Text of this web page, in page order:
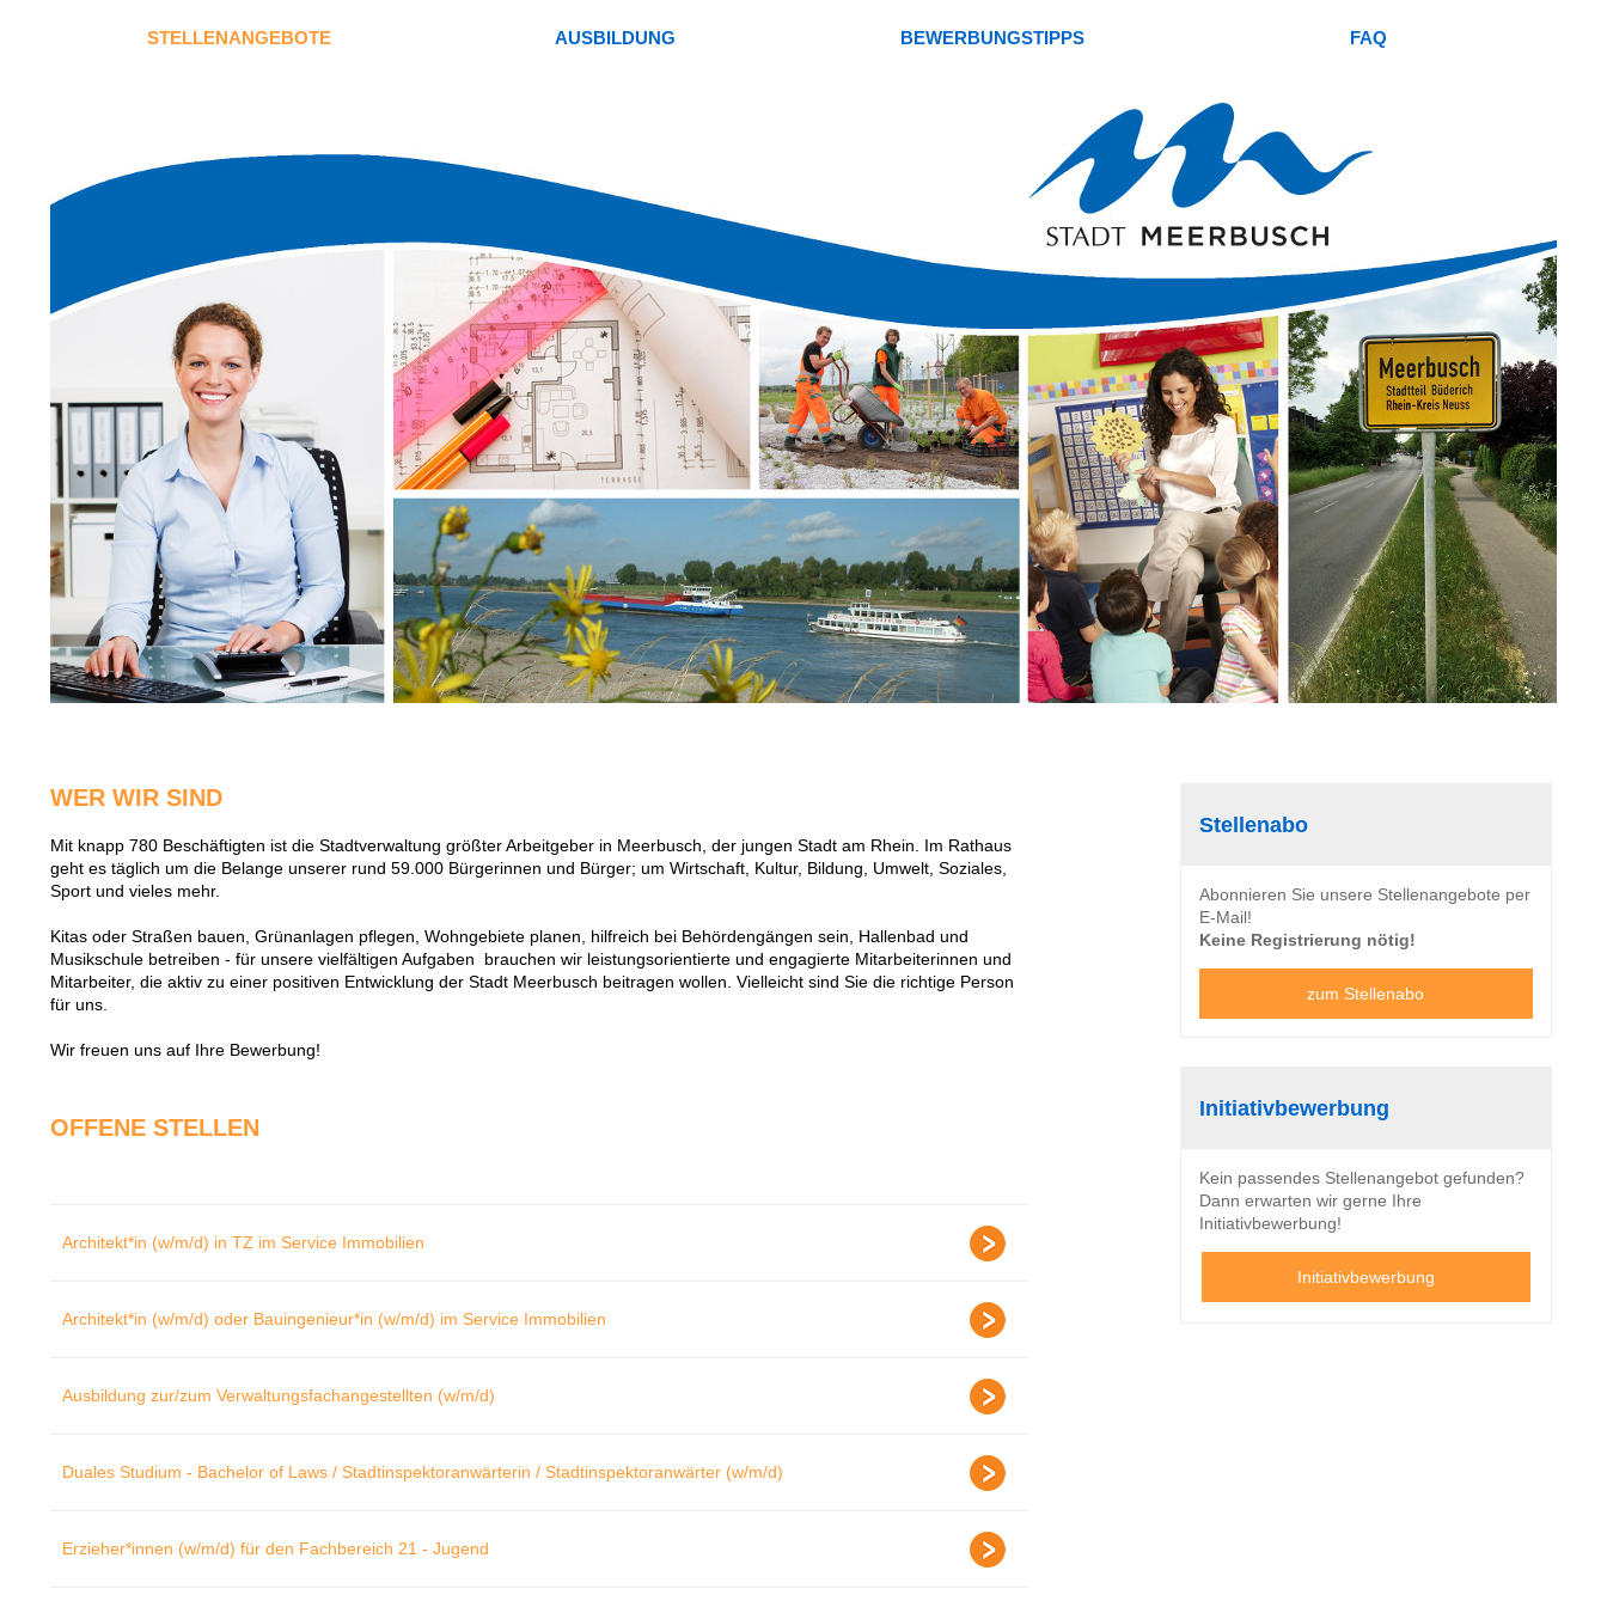
STELLENANGEBOTE AUSBILDUNG BEWERBUNGSTIPPS FAQ
WER WIR SIND
Mit knapp 780 Beschäftigten ist die Stadtverwaltung größter Arbeitgeber in Meerbusch, der jungen Stadt am Rhein. Im Rathaus
geht es täglich um die Belange unserer rund 59.000 Bürgerinnen und Bürger; um Wirtschaft, Kultur, Bildung, Umwelt, Soziales,
Sport und vieles mehr.
Kitas oder Straßen bauen, Grünanlagen pflegen, Wohngebiete planen, hilfreich bei Behördengängen sein, Hallenbad und
Musikschule betreiben - für unsere vielfältigen Aufgaben brauchen wir leistungsorientierte und engagierte Mitarbeiterinnen und
Mitarbeiter, die aktiv zu einer positiven Entwicklung der Stadt Meerbusch beitragen wollen. Vielleicht sind Sie die richtige Person
für uns.
Wir freuen uns auf Ihre Bewerbung!
OFFENE STELLEN
Architekt*in (w/m/d) in TZ im Service Immobilien
Architekt*in (w/m/d) oder Bauingenieur*in (w/m/d) im Service Immobilien
Ausbildung zur/zum Verwaltungsfachangestellten (w/m/d)
Duales Studium - Bachelor of Laws / Stadtinspektoranwärterin / Stadtinspektoranwärter (w/m/d)
Erzieher*innen (w/m/d) für den Fachbereich 21 - Jugend
Stellenabo
Abonnieren Sie unsere Stellenangebote per
E-Mail!
Keine Registrierung nötig!
zum Stellenabo
Initiativbewerbung
Kein passendes Stellenangebot gefunden?
Dann erwarten wir gerne Ihre
Initiativbewerbung!
Initiativbewerbung